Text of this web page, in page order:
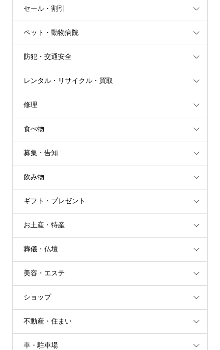
セール・割引
ペット・動物病院
防犯・交通安全
レンタル・リサイクル・買取
修理
食べ物
募集・告知
飲み物
ギフト・プレゼント
お土産・特産
葬儀・仏壇
美容・エステ
ショップ
不動産・住まい
車・駐車場